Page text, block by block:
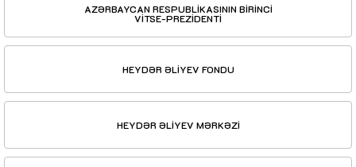
AZƏRBAYCAN RESPUBLİKASININ BİRİNCİ
VİTSE-PREZİDENTİ
HEYDƏR ƏLİYEV FONDU
HEYDƏR ƏLİYEV MƏRKƏZİ